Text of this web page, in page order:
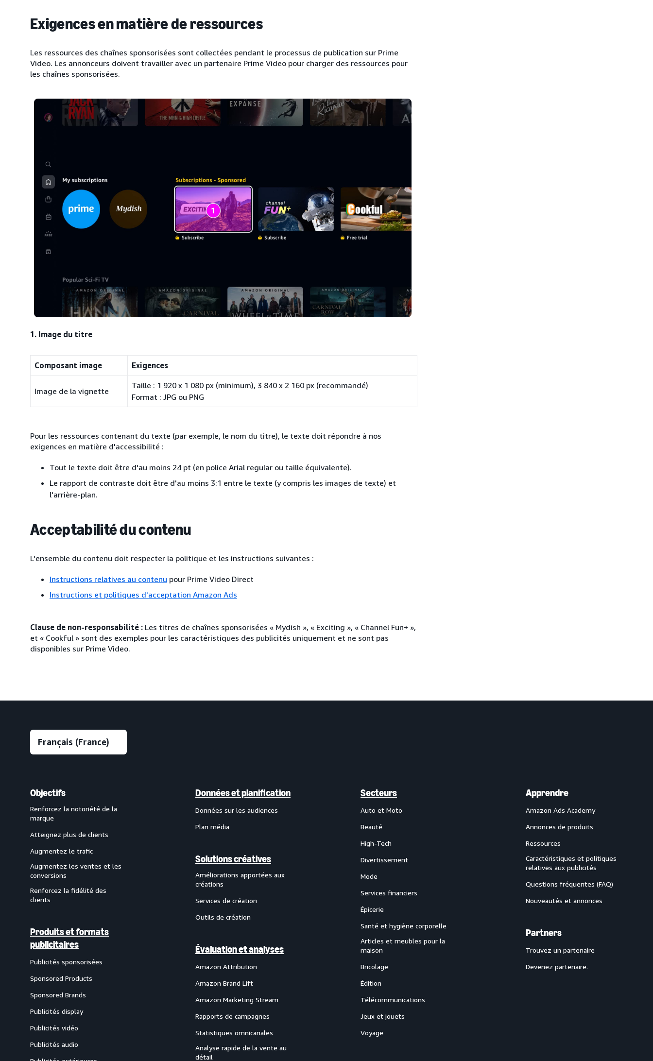
Exigences en matière de ressources
Les ressources des chaînes sponsorisées sont collectées pendant le processus de publication sur Prime
Video. Les annonceurs doivent travailler avec un partenaire Prime Video pour charger des ressources pour
les chaînes sponsorisées.
1. Image du titre
Composant image Exigences
Image de la vignette
Taille : 1 920 x 1 080 px (minimum), 3 840 x 2 160 px (recommandé)
Format : JPG ou PNG
Pour les ressources contenant du texte (par exemple, le nom du titre), le texte doit répondre à nos
exigences en matière d'accessibilité :
Tout le texte doit être d'au moins 24 pt (en police Arial regular ou taille équivalente).
Le rapport de contraste doit être d'au moins 3:1 entre le texte (y compris les images de texte) et
l'arrière-plan.
Acceptabilité du contenu
L'ensemble du contenu doit respecter la politique et les instructions suivantes :
Instructions relatives au contenu pour Prime Video Direct
Instructions et politiques d'acceptation Amazon Ads
Clause de non-responsabilité : Les titres de chaînes sponsorisées « Mydish », « Exciting », « Channel Fun+ »,
et « Cookful » sont des exemples pour les caractéristiques des publicités uniquement et ne sont pas
disponibles sur Prime Video.
Objectifs
Renforcez la notoriété de la
marque
Atteignez plus de clients
Augmentez le trafic
Augmentez les ventes et les
conversions
Renforcez la fidélité des
clients
Produits et formats
publicitaires
Publicités sponsorisées
Sponsored Products
Sponsored Brands
Publicités display
Publicités vidéo
Publicités audio
Données et planification
Données sur les audiences
Plan média
Solutions créatives
Améliorations apportées aux
créations
Services de création
Outils de création
Évaluation et analyses
Amazon Attribution
Amazon Brand Lift
Amazon Marketing Stream
Rapports de campagnes
Statistiques omnicanales
Analyse rapide de la vente au
détail
Secteurs
Auto et Moto
Beauté
High-Tech
Divertissement
Mode
Services financiers
Épicerie
Santé et hygiène corporelle
Articles et meubles pour la
maison
Bricolage
Édition
Télécommunications
Jeux et jouets
Voyage
Apprendre
Amazon Ads Academy
Annonces de produits
Ressources
Caractéristiques et politiques
relatives aux publicités
Questions fréquentes (FAQ)
Nouveautés et annonces
Partners
Trouvez un partenaire
Devenez partenaire.